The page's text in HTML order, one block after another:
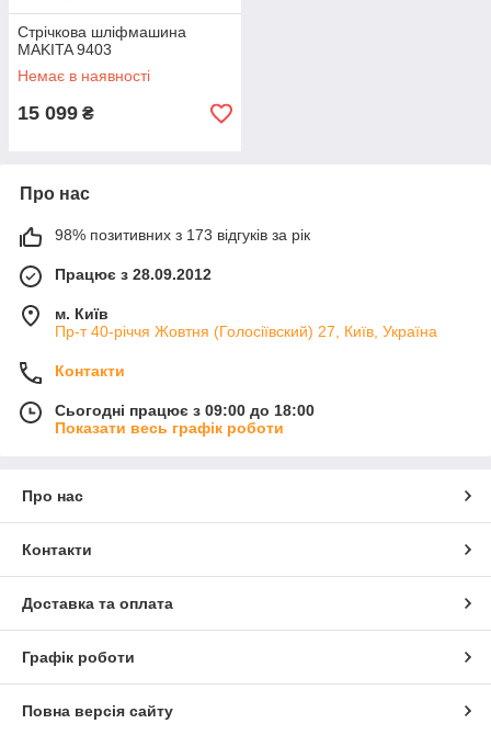
Стрічкова шліфмашина
MAKITA 9403
Немає в наявності
15 099 ₴
Про нас
98% позитивних з 173 відгуків за рік
Працює з 28.09.2012
м. Київ
Пр-т 40-річчя Жовтня (Голосіївский) 27, Київ, Україна
Контакти
Сьогодні працює з 09:00 до 18:00
Показати весь графік роботи
Про нас
Контакти
Доставка та оплата
Графік роботи
Повна версія сайту